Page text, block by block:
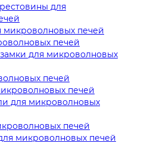
для
микроволновых печей
печей
для микроволновых
печей
печей
для микроволновых
печей
микроволновых печей